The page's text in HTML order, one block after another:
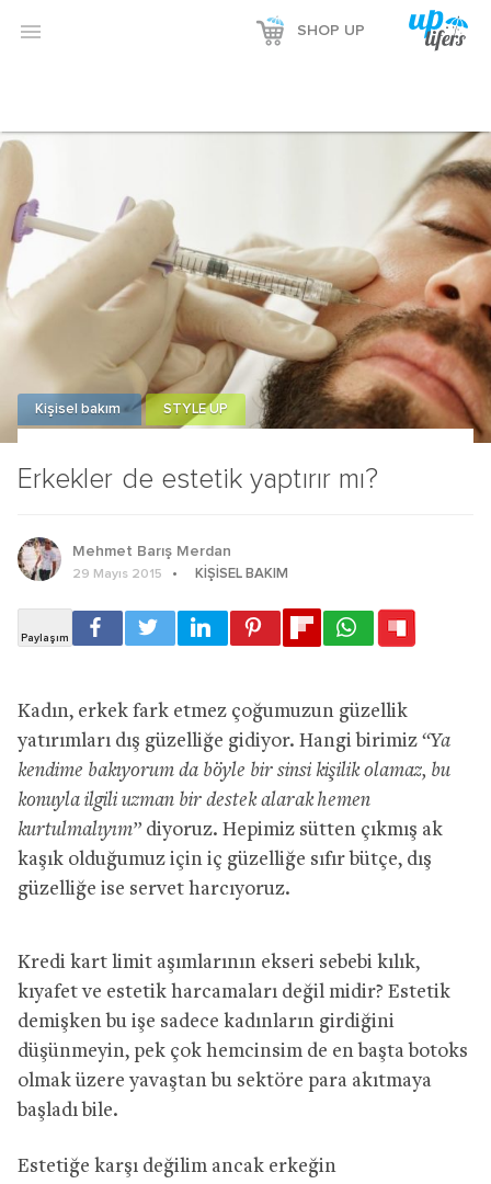
 SHOP UP
Erkekler de estetik yaptırır mı?
Kişisel bakım STYLE UP
Mehmet Barış Merdan
29 Mayıs 2015 KIŞISEL BAKIM
Kadın, erkek fark etmez çoğumuzun güzellik
yatırımları dış güzelliğe gidiyor. Hangi birimiz “Ya
kendime bakıyorum da böyle bir sinsi kişilik olamaz, bu
konuyla ilgili uzman bir destek alarak hemen
kurtulmalıyım’’ diyoruz. Hepimiz sütten çıkmış ak
kaşık olduğumuz için iç güzelliğe sıfır bütçe, dış
güzelliğe ise servet harcıyoruz.
Kredi kart limit aşımlarının ekseri sebebi kılık,
kıyafet ve estetik harcamaları değil midir? Estetik
demişken bu işe sadece kadınların girdiğini
düşünmeyin, pek çok hemcinsim de en başta botoks
olmak üzere yavaştan bu sektöre para akıtmaya
başladı bile.
Estetiğe karşı değilim ancak erkeğin